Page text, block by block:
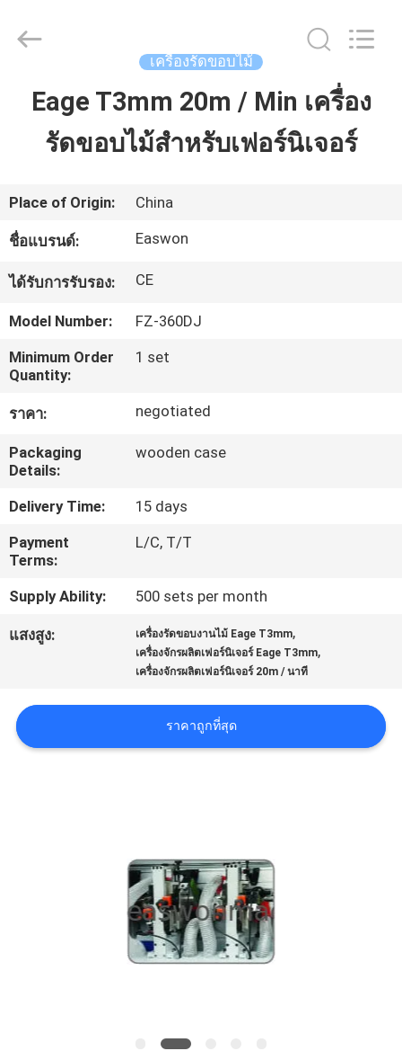
บ้าน
เกี่ยว
กับ
เรา
ทัวร์
ควบคุม
คุณภาพ
ติดต่อ
เรา
ข่าว
Ruixiang
Import
เครื่องรัดขอบไม้
Eage T3mm 20m / Min เครื่อง
รัดขอบไม้สำหรับเฟอร์นิเจอร์
Place of Origin: China
ชื่อแบรนด์: Easwon
ได้รับการรับรอง: CE
Model Number:
FZ-360DJ
Minimum Order
Quantity:
1 set
ราคา: negotiated
Packaging
Details:
wooden case
Delivery Time:
15 days
Payment
Terms:
L/C, T/T
Supply Ability: 500 sets per month
แสงสูง: เครื่องรัดขอบงานไม้ Eage T3mm,
เครื่องจักรผลิตเฟอร์นิเจอร์ Eage T3mm,
เครื่องจักรผลิตเฟอร์นิเจอร์ 20m / นาที
ราคาถูกที่สุด